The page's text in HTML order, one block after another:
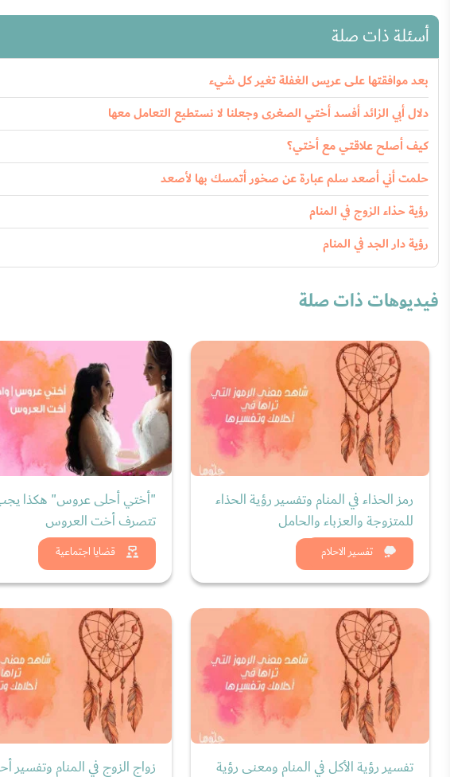
أسئلة ذات صلة
بعد موافقتها على عريس الغفلة تغير كل شيء
دلال أبي الزائد أفسد أختي الصغرى وجعلنا لا نستطيع التعامل معها
كيف أصلح علاقتي مع أختي؟
حلمت أني أصعد سلم عبارة عن صخور أتمسك بها لأصعد
رؤية حذاء الزوج في المنام
رؤية دار الجد في المنام
فيديوهات ذات صلة
تفسير الاحلام
رمز الحذاء في المنام وتفسير رؤية الحذاء
للمتزوجة والعزباء والحامل
شاهد الان
قضايا اجتماعية
"أختي أحلى عروس" هكذا
تتصرف أخت العروس
شاهد الان
تفسير رؤية الأكل في المنام ومعنى رؤية
زواج الزوج في المنام وتفسير